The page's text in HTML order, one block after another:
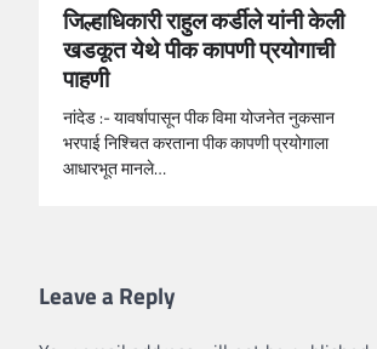
जिल्हाधिकारी राहुल कर्डीले यांनी केली
खडकूत येथे पीक कापणी प्रयोगाची
पाहणी
नांदेड :- यावर्षापासून पीक विमा योजनेत नुकसान
भरपाई निश्चित करताना पीक कापणी प्रयोगाला
आधारभूत मानले…
Leave a Reply